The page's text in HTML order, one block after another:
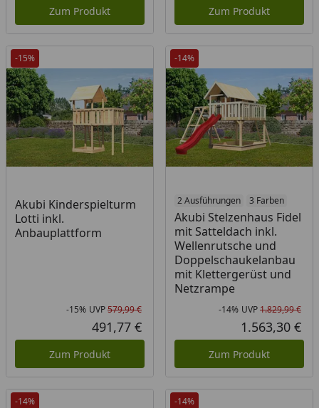
Zum Produkt Zum Produkt
-15%
Akubi Kinderspielturm
Lotti inkl.
Anbauplattform
Rabatt in Prozent
-15%
Ursprünglicher Preis
UVP579,99 €
Aktueller Preis
491,77 €
Zum Produkt
-14%
2 Ausführungen 3 Farben
Akubi Stelzenhaus Fidel
mit Satteldach inkl.
Wellenrutsche und
Doppelschaukelanbau
mit Klettergerüst und
Netzrampe
-14% UVP1.829,99 €
1.563,30 €
Zum Produkt
-14% -14%